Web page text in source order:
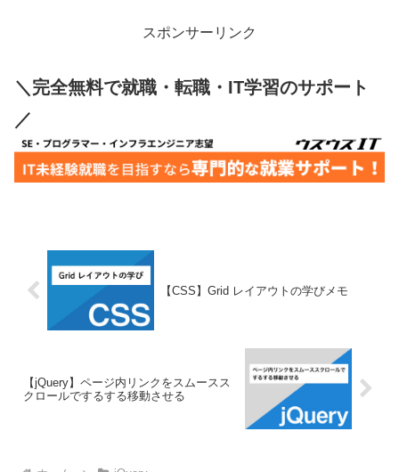
スポンサーリンク
＼完全無料で就職・転職・IT学習のサポート
／
【CSS】Grid レイアウトの学びメモ
【jQuery】ページ内リンクをスムースス
クロールでするする移動させる